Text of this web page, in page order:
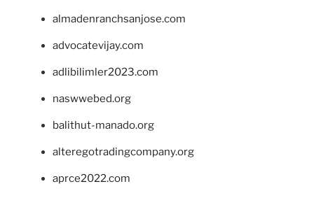
almadenranchsanjose.com
advocatevijay.com
adlibilimler2023.com
naswwebed.org
balithut-manado.org
alteregotradingcompany.org
aprce2022.com